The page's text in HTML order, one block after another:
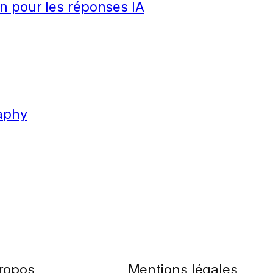
pour les réponses IA
Mentions légales